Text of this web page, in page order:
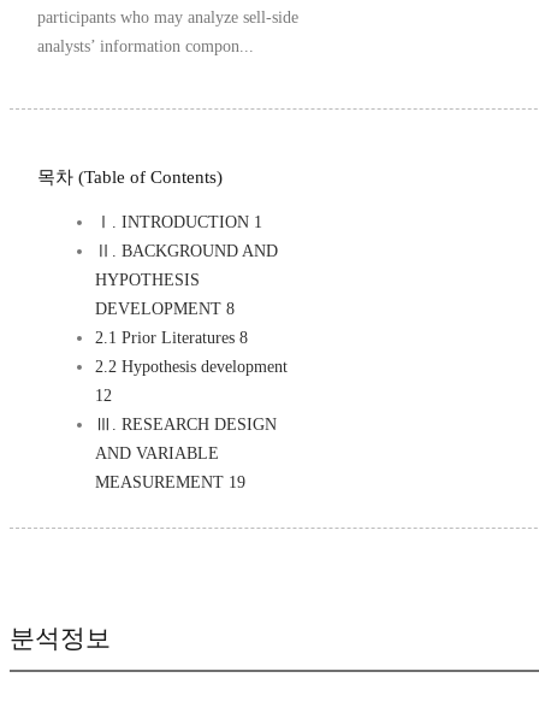
participants who may analyze sell-side
analysts’ information compon...
목차 (Table of Contents)
Ⅰ. INTRODUCTION 1
Ⅱ. BACKGROUND AND
HYPOTHESIS
DEVELOPMENT 8
2.1 Prior Literatures 8
2.2 Hypothesis development
12
Ⅲ. RESEARCH DESIGN
AND VARIABLE
MEASUREMENT 19
분석정보